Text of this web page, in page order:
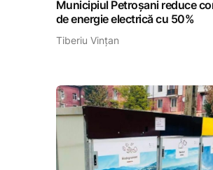
Municipiul Petroșani reduce
de energie electrică cu 50%
Tiberiu Vințan